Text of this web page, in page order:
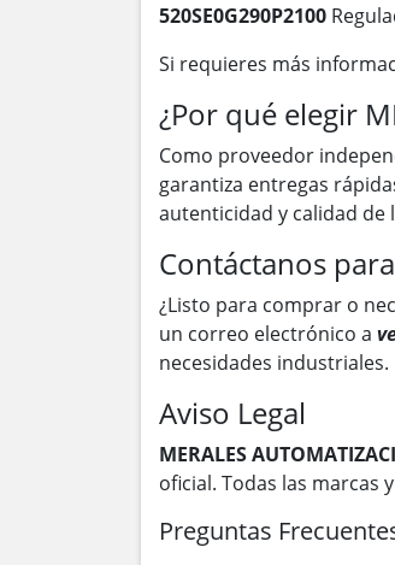
520SE0G290P2100
Si requieres más
¿Por qué elegir
Como proveedor
garantiza entregas
autenticidad y calidad
Contáctanos
¿Listo para comprar o
un correo electrónico a
necesidades industriales.
Aviso Legal
MERALES
oficial. Todas las marcas
Preguntas